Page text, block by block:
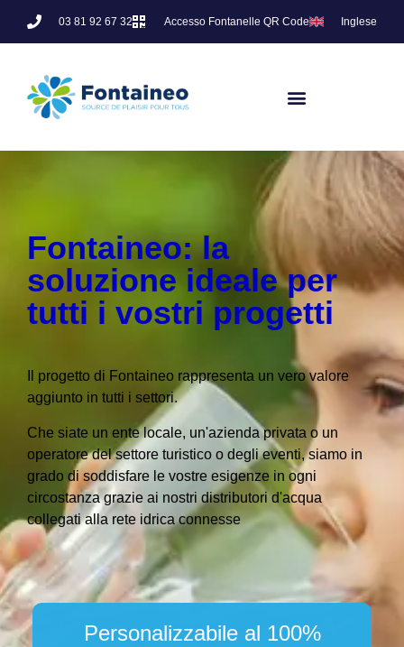
03 81 92 67 32 Accesso Fontanelle QR Code Inglese
Fontaineo: la
soluzione ideale per
tutti i vostri progetti
Il progetto di Fontaineo rappresenta un vero valore
aggiunto in tutti i settori.
Che siate un ente locale, un'azienda privata o un
operatore del settore turistico o degli eventi, siamo in
grado di soddisfare le vostre esigenze in ogni
circostanza grazie ai nostri distributori d'acqua
collegati alla rete idricaconnesse
Personalizzabile al 100%